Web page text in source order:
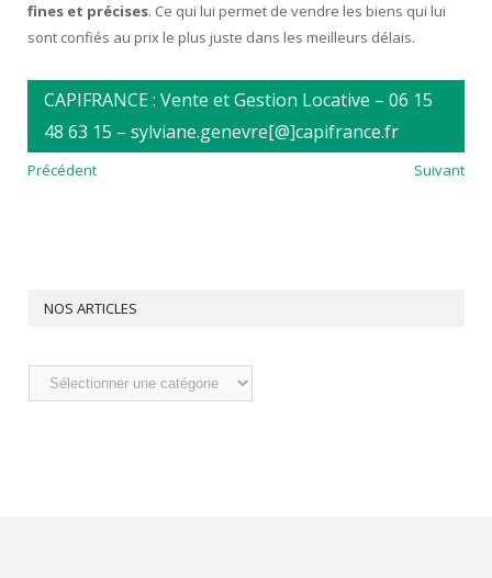
fines et précises. Ce qui lui permet de vendre les biens qui lui
sont confiés au prix le plus juste dans les meilleurs délais.
CAPIFRANCE : Vente et Gestion Locative – 06 15
48 63 15 – sylviane.genevre[@]capifrance.fr
Précédent Suivant
NOS ARTICLES
Nos
articles